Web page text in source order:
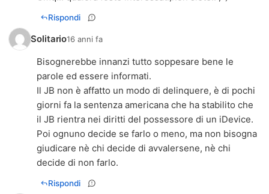
Rispondi
Solitario16 anni fa
Bisognerebbe innanzi tutto soppesare bene le
parole ed essere informati.
Il JB non è affatto un modo di delinquere, è di pochi
giorni fa la sentenza americana che ha stabilito che
il JB rientra nei diritti del possessore di un iDevice.
Poi ognuno decide se farlo o meno, ma non bisogna
giudicare nè chi decide di avvalersene, nè chi
decide di non farlo.
Rispondi